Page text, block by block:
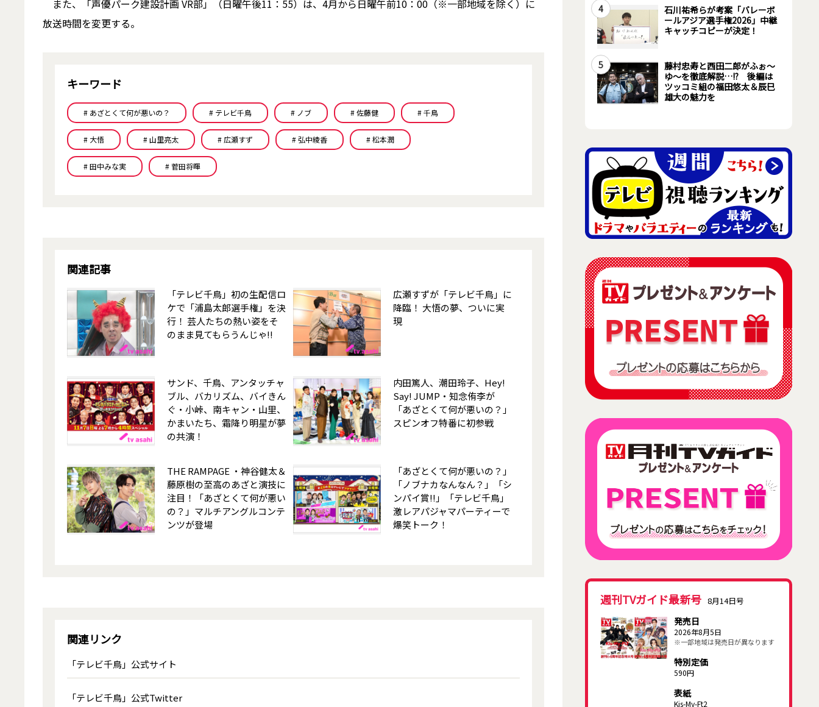
また、「声優パーク建設計画 VR部」（日曜午後11：55）は、4月から日曜午前10：00（※一部地域を除く）に
放送時間を変更する。
キーワード
# あざとくて何が悪いの？ # テレビ千鳥 # ノブ # 佐藤健 # 千鳥
# 大悟 # 山里亮太 # 広瀬すず # 弘中綾香 # 松本潤
# 田中みな実 # 菅田将暉
関連記事
「テレビ千鳥」初の生配信ロ
ケで「浦島太郎選手権」を決
行！ 芸人たちの熱い姿をそ
のまま見てもらうんじゃ!!
広瀬すずが「テレビ千鳥」に
降臨！ 大悟の夢、ついに実
現
サンド、千鳥、アンタッチャ
ブル、バカリズム、バイきん
ぐ・小峠、南キャン・山里、
かまいたち、霜降り明星が夢
の共演！
内田篤人、潮田玲子、Hey!
Say! JUMP・知念侑李が
「あざとくて何が悪いの？」
スピンオフ特番に初参戦
THE RAMPAGE ・神谷健太＆
藤原樹の至高のあざと演技に
注目！「あざとくて何が悪い
の？」マルチアングルコンテ
ンツが登場
「あざとくて何が悪いの？」
「ノブナカなんなん？」「シ
ンパイ賞!!」「テレビ千鳥」
激レアパジャマパーティーで
爆笑トーク！
関連リンク
「テレビ千鳥」公式サイト
「テレビ千鳥」公式Twitter
4
石川祐希らが考案「バレーボ
ールアジア選手権2026」中継
キャッチコピーが決定！
5
藤村忠寿と西田二郎がふぉ～
ゆ～を徹底解説…!? 後編は
ツッコミ組の福田悠太＆辰巳
雄大の魅力を
週刊TVガイド最新号 8月14日号
発売日
2026年8月5日
※一部地域は発売日が異なります
特別定価
590円
表紙
Kis-My-Ft2